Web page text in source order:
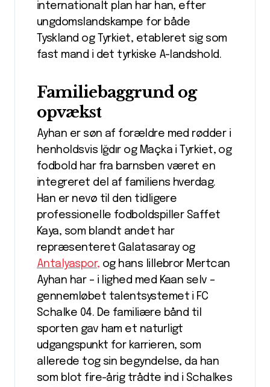
internationalt plan har han, efter
ungdomslandskampe for både
Tyskland og Tyrkiet, etableret sig som
fast mand i det tyrkiske A-landshold.
Familiebaggrund og
opvækst
Ayhan er søn af forældre med rødder i
henholdsvis Iğdır og Maçka i Tyrkiet, og
fodbold har fra barnsben været en
integreret del af familiens hverdag.
Han er nevø til den tidligere
professionelle fodboldspiller Saffet
Kaya, som blandt andet har
repræsenteret Galatasaray og
Antalyaspor, og hans lillebror Mertcan
Ayhan har – i lighed med Kaan selv –
gennemløbet talentsystemet i FC
Schalke 04. De familiære bånd til
sporten gav ham et naturligt
udgangspunkt for karrieren, som
allerede tog sin begyndelse, da han
som blot fire-årig trådte ind i Schalkes